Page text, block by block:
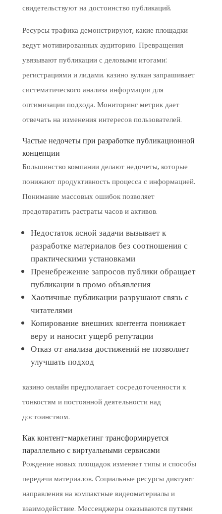
свидетельствуют на достоинство публикаций.
Ресурсы трафика демонстрируют, какие площадки
ведут мотивированных аудиторию. Превращения
увязывают публикации с деловыми итогами:
регистрациями и лидами. казино вулкан запрашивает
систематического анализа информации для
оптимизации подхода. Мониторинг метрик дает
отвечать на изменения интересов пользователей.
Частые недочеты при разработке публикационной
концепции
Большинство компании делают недочеты, которые
понижают продуктивность процесса с информацией.
Понимание массовых ошибок позволяет
предотвратить растраты часов и активов.
Недостаток ясной задачи вызывает к
разработке материалов без соотношения с
практическими установками
Пренебрежение запросов публики обращает
публикации в промо объявления
Хаотичные публикации разрушают связь с
читателями
Копирование внешних контента понижает
веру и наносит ущерб репутации
Отказ от анализа достижений не позволяет
улучшать подход
казино онлайн предполагает сосредоточенности к
тонкостям и постоянной деятельности над
достоинством.
Как контент-маркетинг трансформируется
параллельно с виртуальными сервисами
Рождение новых площадок изменяет типы и способы
передачи материалов. Социальные ресурсы диктуют
направления на компактные видеоматериалы и
взаимодействие. Мессенджеры оказываются путями